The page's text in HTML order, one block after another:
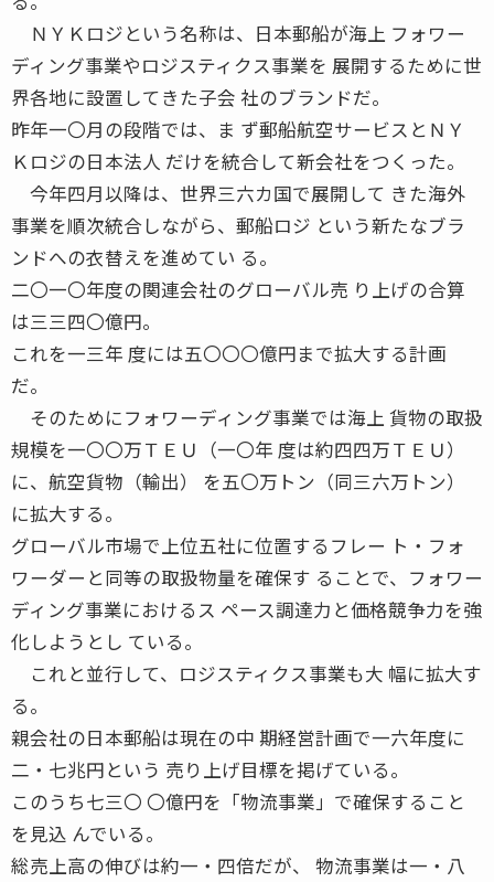
ＮＹＫロジという名称は、日本郵船が海上 フォワー
ディング事業やロジスティクス事業を 展開するために世
界各地に設置してきた子会 社のブランドだ。
昨年一〇月の段階では、ま ず郵船航空サービスとＮＹ
Ｋロジの日本法人 だけを統合して新会社をつくった。
今年四月以降は、世界三六カ国で展開して きた海外
事業を順次統合しながら、郵船ロジ という新たなブラ
ンドへの衣替えを進めてい る。
二〇一〇年度の関連会社のグローバル売 り上げの合算
は三三四〇億円。
これを一三年 度には五〇〇〇億円まで拡大する計画
だ。
そのためにフォワーディング事業では海上 貨物の取扱
規模を一〇〇万ＴＥＵ（一〇年 度は約四四万ＴＥＵ）
に、航空貨物（輸出） を五〇万トン（同三六万トン）
に拡大する。
グローバル市場で上位五社に位置するフレー ト・フォ
ワーダーと同等の取扱物量を確保す ることで、フォワー
ディング事業におけるス ペース調達力と価格競争力を強
化しようとし ている。
これと並行して、ロジスティクス事業も大 幅に拡大す
る。
親会社の日本郵船は現在の中 期経営計画で一六年度に
二・七兆円という 売り上げ目標を掲げている。
このうち七三〇 〇億円を「物流事業」で確保すること
を見込 んでいる。
総売上高の伸びは約一・四倍だが、 物流事業は一・八